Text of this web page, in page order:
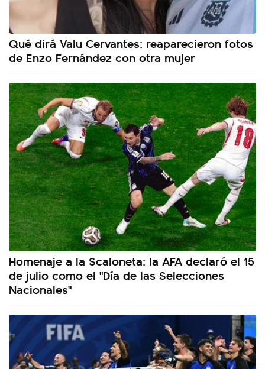
Qué dirá Valu Cervantes: reaparecieron fotos
de Enzo Fernández con otra mujer
Homenaje a la Scaloneta: la AFA declaró el 15
de julio como el "Día de las Selecciones
Nacionales"